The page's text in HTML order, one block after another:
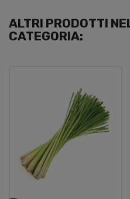
ALTRI PRODOTTI
CATEGORIA: